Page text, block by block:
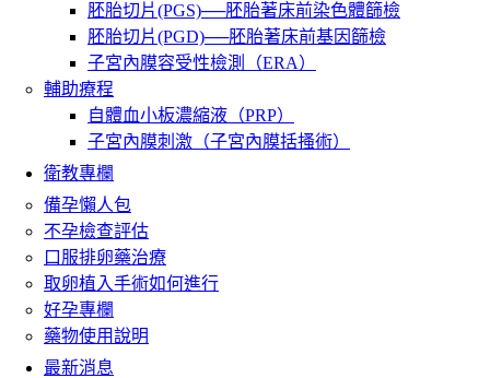
胚胎切片(PGS)──胚胎著床前染色體篩檢
胚胎切片(PGD)──胚胎著床前基因篩檢
子宮內膜容受性檢測（ERA）
輔助療程
自體血小板濃縮液（PRP）
子宮內膜刺激（子宮內膜括搔術）
衛教專欄
備孕懶人包
不孕檢查評估
口服排卵藥治療
取卵植入手術如何進行
好孕專欄
藥物使用說明
最新消息